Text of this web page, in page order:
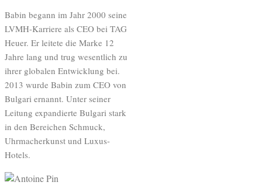
Babin begann im Jahr 2000 seine
LVMH-Karriere als CEO bei TAG
Heuer. Er leitete die Marke 12
Jahre lang und trug wesentlich zu
ihrer globalen Entwicklung bei.
2013 wurde Babin zum CEO von
Bulgari ernannt. Unter seiner
Leitung expandierte Bulgari stark
in den Bereichen Schmuck,
Uhrmacherkunst und Luxus-
Hotels.